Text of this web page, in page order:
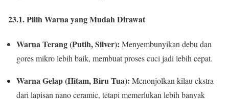
23.1. Pilih Warna yang Mudah Dirawat
Warna Terang (Putih, Silver): Menyembunyikan debu dan
gores mikro lebih baik, membuat proses cuci jadi lebih cepat.
Warna Gelap (Hitam, Biru Tua): Menonjolkan kilau ekstra
dari lapisan nano ceramic, tetapi memerlukan lebih banyak